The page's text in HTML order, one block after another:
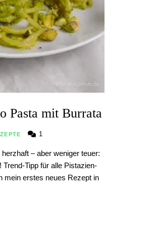
Pasta mit Burrata
1
– aber weniger teuer:
Tipp für alle Pistazien-
mein erstes neues Rezept in